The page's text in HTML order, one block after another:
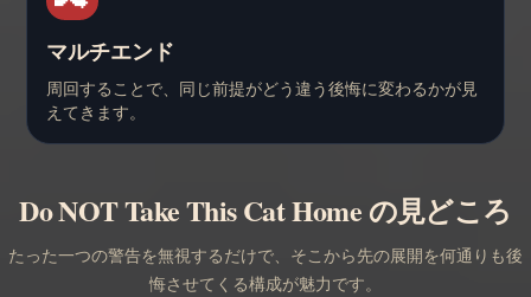
マルチエンド
周回することで、同じ前提がどう違う後悔に変わるかが見
えてきます。
Do NOT Take This Cat Home の見どころ
たった一つの警告を無視するだけで、そこから先の展開を何通りも後
悔させてくる構成が魅力です。